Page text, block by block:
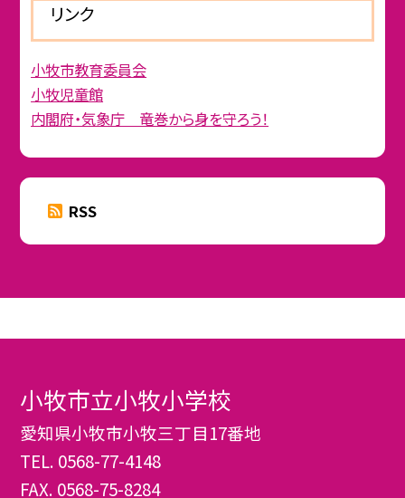
リンク
小牧市教育委員会
小牧児童館
内閣府・気象庁 竜巻から身を守ろう！
RSS
小牧市立小牧小学校
愛知県小牧市小牧三丁目17番地
TEL. 0568-77-4148
FAX. 0568-75-8284